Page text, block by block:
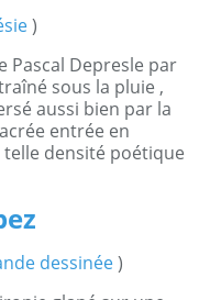
)
Pascal Depresle par
sous la pluie ,
aussi bien par la
entrée en
densité poétique
dessinée)